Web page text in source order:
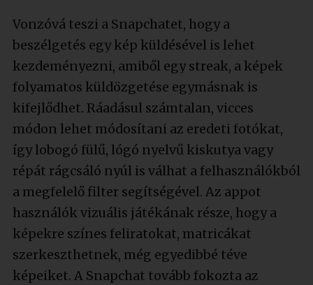
Vonzóvá teszi a Snapchatet, hogy a
beszélgetés egy kép küldésével is lehet
kezdeményezni, amiből egy streak, a képek
folyamatos küldözgetése egymásnak is
kifejlődhet. Ráadásul számtalan, vicces
módon lehet módosítani az eredeti fotókat,
így lobogó fülű, lógó nyelvű kiskutya vagy
répát rágcsáló nyúl is válhat a felhasználókból
a megfelelő filter segítségével. Az appot
használók vizuális játékának része, hogy a
képekre színes feliratokat, matricákat
szerkeszthetnek, még egyedibbé téve
képeiket. A Snapchat tovább fokozta az